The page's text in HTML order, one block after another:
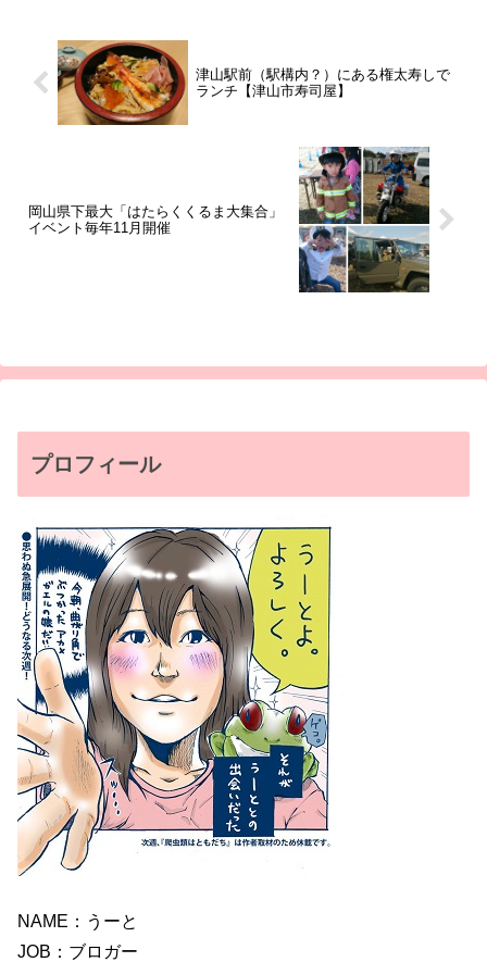
津山駅前（駅構内？）にある権太寿しで
ランチ【津山市寿司屋】
岡山県下最大「はたらくくるま大集合」
イベント毎年11月開催
プロフィール
NAME：うーと
JOB：ブロガー